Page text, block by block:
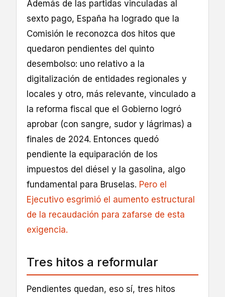
Además de las partidas vinculadas al
sexto pago, España ha logrado que la
Comisión le reconozca dos hitos que
quedaron pendientes del quinto
desembolso: uno relativo a la
digitalización de entidades regionales y
locales y otro, más relevante, vinculado a
la reforma fiscal que el Gobierno logró
aprobar (con sangre, sudor y lágrimas) a
finales de 2024. Entonces quedó
pendiente la equiparación de los
impuestos del diésel y la gasolina, algo
fundamental para Bruselas. Pero el
Ejecutivo esgrimió el aumento estructural
de la recaudación para zafarse de esta
exigencia.
Tres hitos a reformular
Pendientes quedan, eso sí, tres hitos